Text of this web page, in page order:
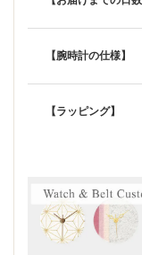
【腕時計の仕様】
【ラッピング】